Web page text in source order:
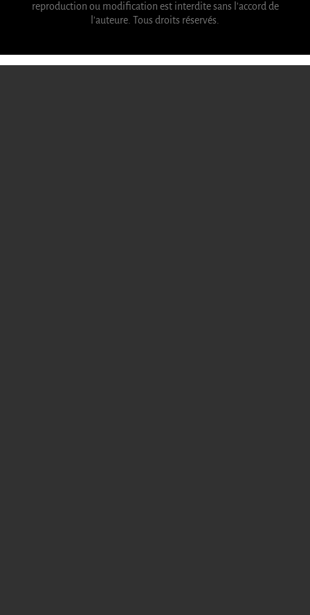
reproduction ou modification est interdite sans l'accord de
l'auteure. Tous droits réservés.